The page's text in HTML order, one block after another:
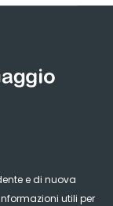
e di nuova
utili per